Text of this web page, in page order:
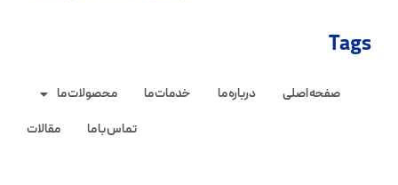
Tags
صفحه اصلی درباره ما خدمات ما
محصولات ما
تماس با ما
مقالات